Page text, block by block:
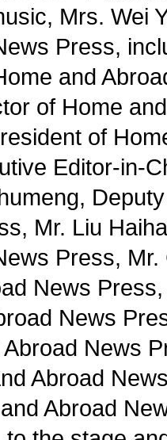
Mrs. Wei
Press,
and
of Home
of
Editor-in-
Mr. Liu
Press,
News
News
News
Abroad
Abroad